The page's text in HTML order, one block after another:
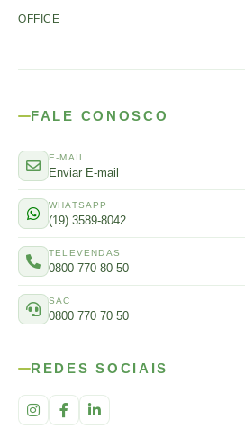
OFFICE
FALE CONOSCO
E-MAIL
Enviar E-mail
WHATSAPP
(19) 3589-8042
TELEVENDAS
0800 770 80 50
SAC
0800 770 70 50
REDES SOCIAIS